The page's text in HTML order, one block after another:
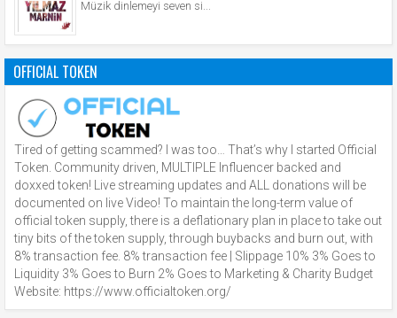
Müzik dinlemeyi seven si...
OFFICIAL TOKEN
Tired of getting scammed? I was too… That’s why I started Official
Token. Community driven, MULTIPLE Influencer backed and
doxxed token! Live streaming updates and ALL donations will be
documented on live Video! To maintain the long-term value of
official token supply, there is a deflationary plan in place to take out
tiny bits of the token supply, through buybacks and burn out, with
8% transaction fee. 8% transaction fee | Slippage 10% 3% Goes to
Liquidity 3% Goes to Burn 2% Goes to Marketing & Charity Budget
Website: https://www.officialtoken.org/